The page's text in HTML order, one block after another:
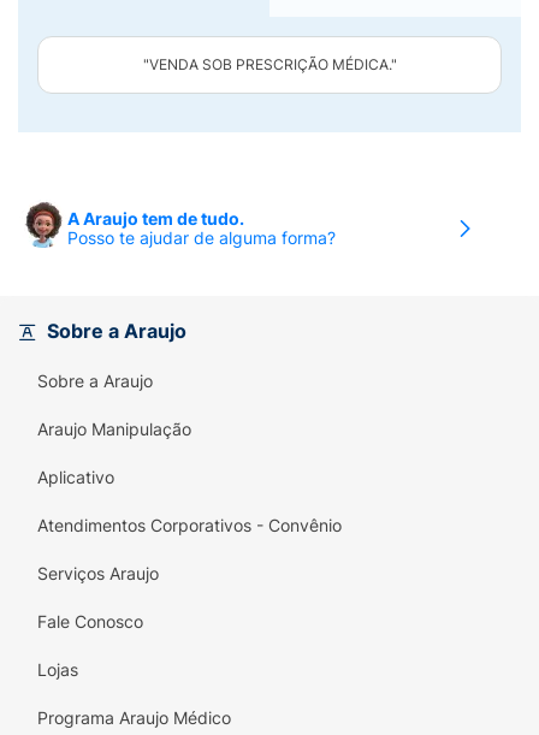
"VENDA SOB PRESCRIÇÃO MÉDICA."
A Araujo tem de tudo.
Posso te ajudar de alguma forma?
Sobre a Araujo
Sobre a Araujo
Araujo Manipulação
Aplicativo
Atendimentos Corporativos - Convênio
Serviços Araujo
Fale Conosco
Lojas
Programa Araujo Médico